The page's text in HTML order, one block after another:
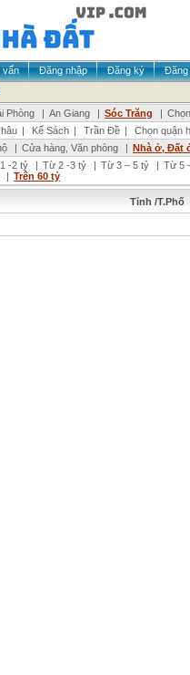
vấn Đăng nhập Đăng ký
Đăng
Phòng | An Giang | Sóc Trăng |
| Kế Sách | Trần Đề |
Chọn quận
| Cửa hàng, Văn phòng | Nhà ở, Đất
-2 tỷ | Từ 2 -3 tỷ | Từ 3 – 5 tỷ | Từ 5
| Trên 60 tỷ
Tỉnh /T.Phố